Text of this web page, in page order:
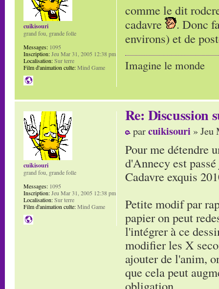
comme le dit
cadavre
. Donc
environs) et de
Imagine le monde
cuikisouri
grand fou, grande folle
Messages: 1095
Inscription:Jeu Mar 31, 2005 12:38 pm
Localisation:Sur terre
Film d'animation culte:Mind Game
Re: Discussion
parcuikisouri » Jeu
Pour me détendre
d'Annecy est
Cadavre exquis
Petite modif par
papier on peut
l'intégrer à ce
modifier les X
ajouter de l'anim,
que cela peut
cuikisouri
grand fou, grande folle
Messages: 1095
Inscription:Jeu Mar 31, 2005 12:38 pm
Localisation:Sur terre
Film d'animation culte:Mind Game